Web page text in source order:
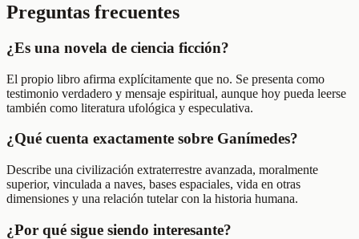
Preguntas frecuentes
¿Es una novela de ciencia ficción?
El propio libro afirma explícitamente que no. Se presenta como
testimonio verdadero y mensaje espiritual, aunque hoy pueda leerse
también como literatura ufológica y especulativa.
¿Qué cuenta exactamente sobre Ganímedes?
Describe una civilización extraterrestre avanzada, moralmente
superior, vinculada a naves, bases espaciales, vida en otras
dimensiones y una relación tutelar con la historia humana.
¿Por qué sigue siendo interesante?